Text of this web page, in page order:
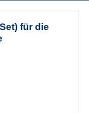
für die